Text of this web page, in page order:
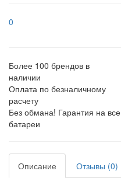
0
Более 100 брендов в
наличии
Оплата по безналичному
расчету
Без обмана! Гарантия на все
батареи
Описание Отзывы (0)